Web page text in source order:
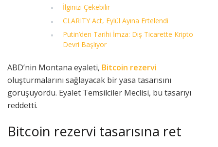
İlginizi Çekebilir
CLARITY Act, Eylül Ayına Ertelendi
Putin’den Tarihi İmza: Dış Ticarette Kripto
Devri Başlıyor
ABD’nin Montana eyaleti, Bitcoin rezervi
oluşturmalarını sağlayacak bir yasa tasarısını
görüşüyordu. Eyalet Temsilciler Meclisi, bu tasarıyı
reddetti.
Bitcoin rezervi tasarısına ret